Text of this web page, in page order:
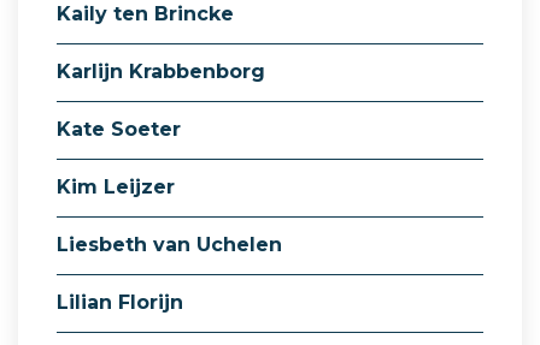
Kaily ten Brincke
Karlijn Krabbenborg
Kate Soeter
Kim Leijzer
Liesbeth van Uchelen
Lilian Florijn